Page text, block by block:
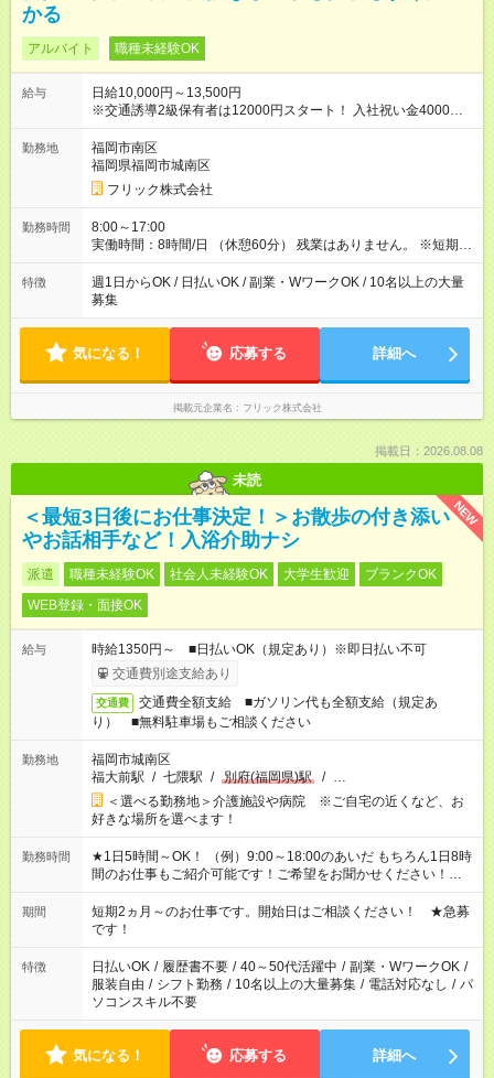
かる
アルバイト 職種未経験OK
給与
日給10,000円～13,500円
※交通誘導2級保有者は12000円スタート！ 入社祝い金4000円
【試用期間】試用期間なし
勤務地
福岡市南区
福岡県福岡市城南区
フリック株式会社
勤務時間
8:00～17:00
実働時間：8時間/日 （休憩60分） 残業はありません。 ※短期の
募集は行っておりません。予めご了承くださいませ。
特徴
週1日からOK / 日払いOK / 副業・WワークOK / 10名以上の大量
募集
気になる！ 応募する 詳細へ
掲載元企業名 フリック株式会社
掲載日：2026.08.08
未読
NEW
＜最短3日後にお仕事決定！＞お散歩の付き添い
やお話相手など！入浴介助ナシ
派遣 職種未経験OK 社会人未経験OK 大学生歓迎
ブランクOK
WEB登録・面接OK
給与
時給1350円～ ■日払いOK（規定あり）※即日払い不可
交通費別途支給あり
交通費
交通費全額支給 ■ガソリン代も全額支給（規定あ
り） ■無料駐車場もご相談ください
勤務地
福岡市城南区
福大前駅 / 七隈駅 / 別府(福岡県)駅 / …
＜選べる勤務地＞介護施設や病院 ※ご自宅の近くなど、お
好きな場所を選べます！
勤務時間
★1日5時間～OK！ （例）9:00～18:00のあいだ もちろん1日8時
間のお仕事もご紹介可能です！ご希望をお聞かせください！★家
庭の都合でお休みが必要な場合も遠慮なくご相談ください。 ※
週最低15時間以上の勤務が必要です
期間
短期2ヵ月～のお仕事です。開始日はご相談ください！ ★急募
です！
特徴 日払いOK / 履歴書不要 / 40～50代活躍中 / 副業・WワークOK /
服装自由 / シフト勤務 / 10名以上の大量募集 / 電話対応なし / パ
ソコンスキル不要
気になる！ 応募する 詳細へ